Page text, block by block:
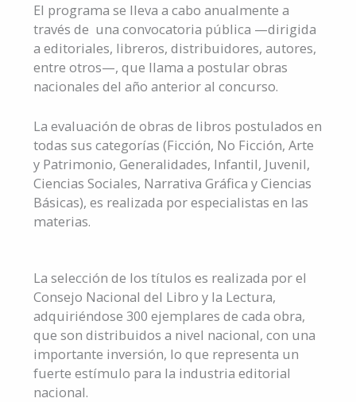
El programa se lleva a cabo anualmente a
través de una convocatoria pública —dirigida
a editoriales, libreros, distribuidores, autores,
entre otros—, que llama a postular obras
nacionales del año anterior al concurso.
La evaluación de obras de libros postulados en
todas sus categorías (Ficción, No Ficción, Arte
y Patrimonio, Generalidades, Infantil, Juvenil,
Ciencias Sociales, Narrativa Gráfica y Ciencias
Básicas), es realizada por especialistas en las
materias.
La selección de los títulos es realizada por el
Consejo Nacional del Libro y la Lectura,
adquiriéndose 300 ejemplares de cada obra,
que son distribuidos a nivel nacional, con una
importante inversión, lo que representa un
fuerte estímulo para la industria editorial
nacional.